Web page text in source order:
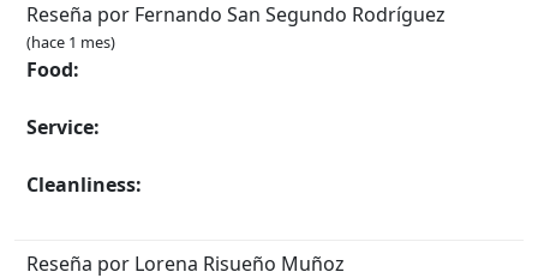
Reseña por Fernando San Segundo Rodríguez
(hace 1 mes)
Food:
Service:
Cleanliness:
Reseña por Lorena Risueño Muñoz